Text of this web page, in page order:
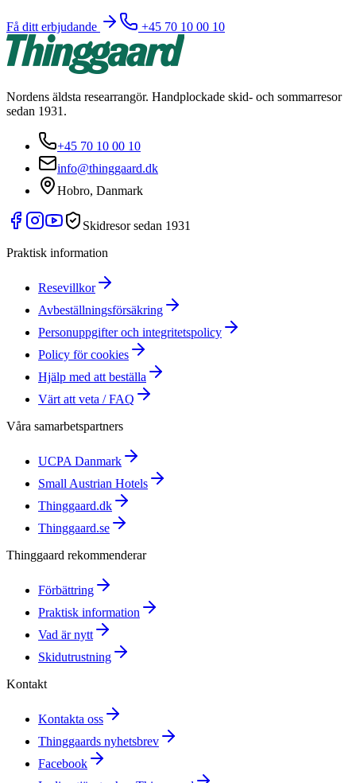
Få ditt erbjudande +45 70 10 00 10
Nordens äldsta researrangör. Handplockade skid- och sommarresor
sedan 1931.
+45 70 10 00 10
info@thinggaard.dk
Hobro, Danmark
Skidresor sedan 1931
Praktisk information
Resevillkor
Avbeställningsförsäkring
Personuppgifter och integritetspolicy
Policy för cookies
Hjälp med att beställa
Värt att veta / FAQ
Våra samarbetspartners
UCPA Danmark
Small Austrian Hotels
Thinggaard.dk
Thinggaard.se
Thinggaard rekommenderar
Förbättring
Praktisk information
Vad är nytt
Skidutrustning
Kontakt
Kontakta oss
Thinggaards nyhetsbrev
Facebook